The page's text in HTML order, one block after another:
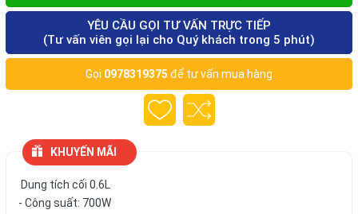
YÊU CẦU GỌI TƯ VẤN TRỰC TIẾP
(Tư vấn viên gọi lại cho Quý khách trong 5 phút)
Gọi 0978319375 để tư vấn mua hàng
KHUYẾN MÃI
Dung tích cối 0.6L
- Công suất: 700W